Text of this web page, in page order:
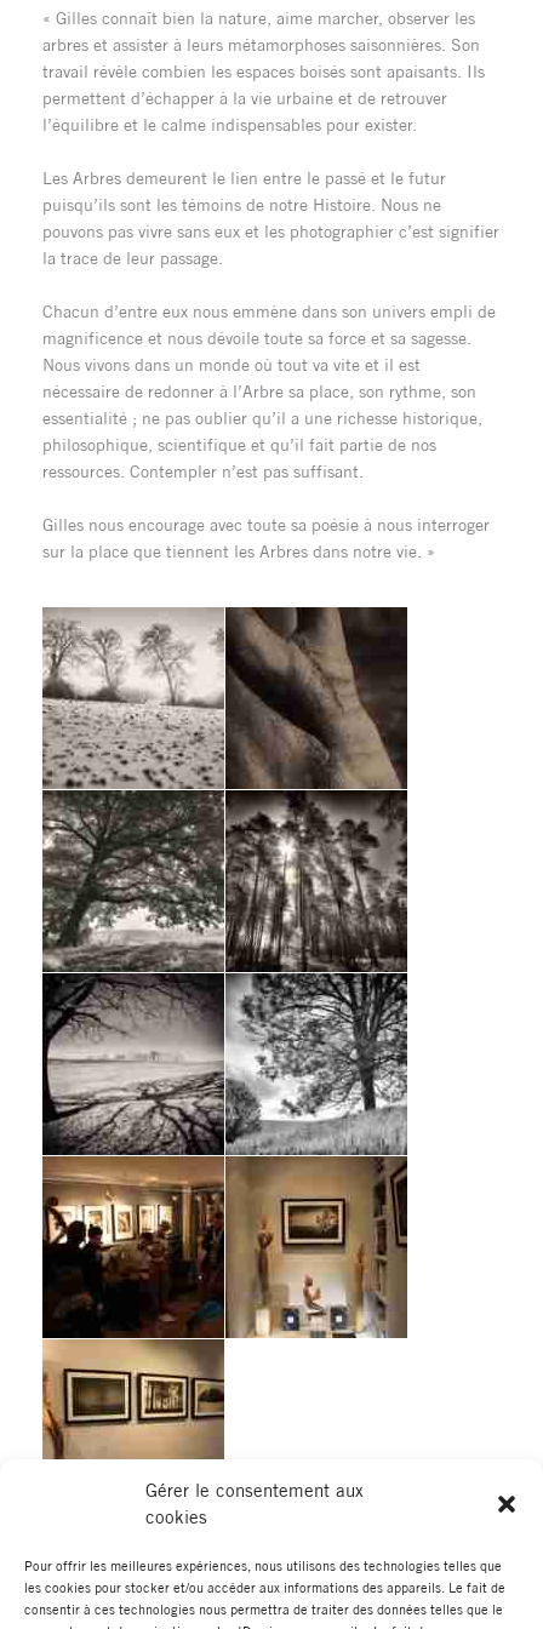
Gérer le consentement aux
cookies
Pour offrir les meilleures expériences, nous utilisons des technologies telles que
les cookies pour stocker et/ou accéder aux informations des appareils. Le fait de
consentir à ces technologies nous permettra de traiter des données telles que le
« Gilles connaît bien la nature, aime marcher, observer les
arbres et assister à leurs métamorphoses saisonnières. Son
travail révèle combien les espaces boisés sont apaisants. Ils
permettent d’échapper à la vie urbaine et de retrouver
l’équilibre et le calme indispensables pour exister.
Les Arbres demeurent le lien entre le passé et le futur
puisqu’ils sont les témoins de notre Histoire. Nous ne
pouvons pas vivre sans eux et les photographier c’est signifier
la trace de leur passage.
Chacun d’entre eux nous emmène dans son univers empli de
magnificence et nous dévoile toute sa force et sa sagesse.
Nous vivons dans un monde où tout va vite et il est
nécessaire de redonner à l’Arbre sa place, son rythme, son
essentialité ; ne pas oublier qu’il a une richesse historique,
philosophique, scientifique et qu’il fait partie de nos
ressources. Contempler n’est pas suffisant.
Gilles nous encourage avec toute sa poésie à nous interroger
sur la place que tiennent les Arbres dans notre vie. »
Élément de portfolio
précédent
Élément de portfolio suivant→